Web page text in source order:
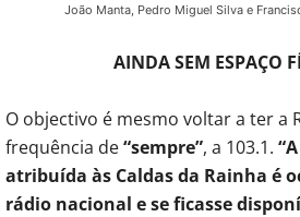
João Manta, Pedro Miguel Silva e
AINDA SEM ESPAÇO
O objectivo é mesmo voltar a ter a
frequência de“sempre”, a 103.1.
atribuída às Caldas da Rainha é
rádio nacional e se ficasse